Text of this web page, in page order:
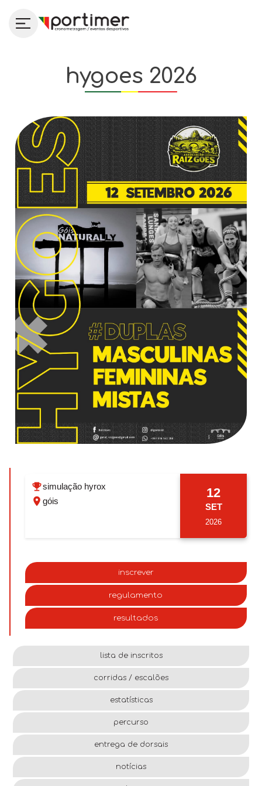
hygoes 2026
simulação hyrox
góis
12
SET
2026
inscrever
regulamento
resultados
lista de inscritos
corridas / escalões
estatísticas
percurso
entrega de dorsais
notícias